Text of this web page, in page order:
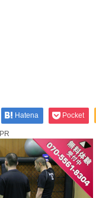
Hatena Pocket
PR